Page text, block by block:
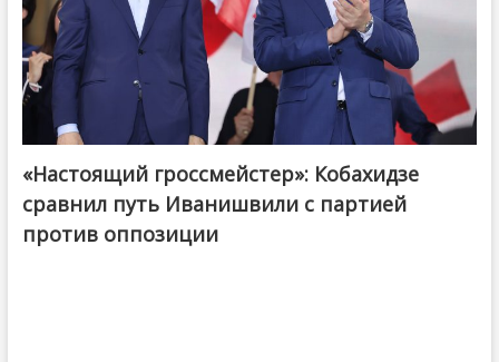
@ქართული ოცნება / Georgian Dream
«Настоящий гроссмейстер»: Кобахидзе
сравнил путь Иванишвили с партией
против оппозиции